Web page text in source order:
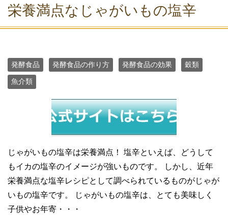
栄養満点なじゃがいもの塩辛
発酵食品 発酵食品の作り方 発酵食品の効果 穀類
魚介類
じゃがいもの塩辛は栄養満点！ 塩辛といえば、どうして
もイカの塩辛のイメージが強いものです。 しかし、近年
栄養満点な塩辛レシピとして調べられているものがじゃが
いもの塩辛です。 じゃがいもの塩辛は、とても美味しく
子供やお年寄・・・